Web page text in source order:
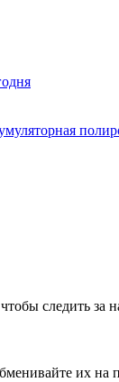
следить за
их на